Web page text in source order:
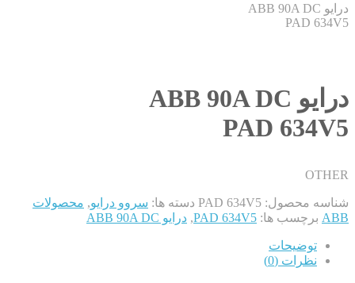
درایو ABB 90A DC
PAD 634V5
درایو ABB 90A DC
PAD 634V5
OTHER
شناسه محصول: PAD 634V5 دسته ها: سروو درایو, محصولات
ABB برچسب ها: PAD 634V5
, درایو ABB 90A DC
توضیحات
نظرات (0)